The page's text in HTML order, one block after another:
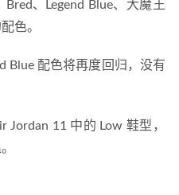
色。
生成软件 2023-06-28
完整拆掉防盗扣
鞋款预览，行走的粽子？